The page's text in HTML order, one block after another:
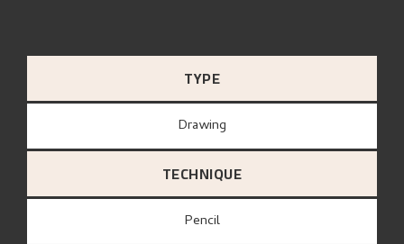
TYPE
Drawing
TECHNIQUE
Pencil